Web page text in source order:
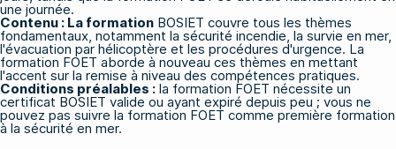
une journée.
Contenu : La formation BOSIET couvre tous les thèmes
fondamentaux, notamment la sécurité incendie, la survie en mer,
l'évacuation par hélicoptère et les procédures d'urgence. La
formation FOET aborde à nouveau ces thèmes en mettant
l'accent sur la remise à niveau des compétences pratiques.
Conditions préalables : la formation FOET nécessite un
certificat BOSIET valide ou ayant expiré depuis peu ; vous ne
pouvez pas suivre la formation FOET comme première formation
à la sécurité en mer.